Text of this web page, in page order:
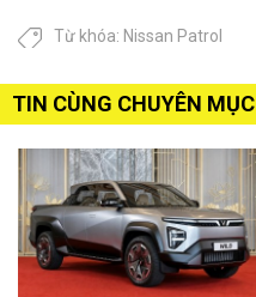
Từ khóa: Nissan Patrol
TIN CÙNG CHUYÊN MỤC